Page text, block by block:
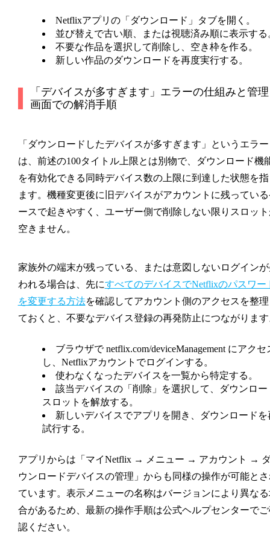
Netflixアプリの「ダウンロード」タブを開く。
並び替えで古い順、または視聴済み順に表示する
不要な作品を選択して削除し、空き枠を作る。
新しい作品のダウンロードを再度実行する。
「デバイスが多すぎます」エラーの仕組みと管理
画面での解消手順
「ダウンロードしたデバイスが多すぎます」というエラー
は、前述の100タイトル上限とは別物で、ダウンロード機
を有効化できる 同時デバイス数の上限に到達した状態を
ます。機種変更後に旧デバイスがアカウントに残ってい
ースで起きやすく、ユーザー側で削除しない限りスロッ
空きません。
家族外の端末が残っている、または意図しないログイン
われる場合は、先にすべてのデバイスでNetflixのパスワー
を変更する方法を確認してアカウント側のアクセスを整
ておくと、不要なデバイス登録の再発防止につながりま
ブラウザでnetflix.com/deviceManagementにアクセ
し、Netflixアカウントでログインする。
使わなくなったデバイスを一覧から特定する。
該当デバイスの「削除」を選択して、ダウンロー
スロットを解放する。
新しいデバイスでアプリを開き、ダウンロードを
試行する。
アプリからは「マイNetflix → メニュー → アカウント →
ウンロードデバイスの管理」からも同様の操作が可能と
ています。表示メニューの名称はバージョンにより異な
合があるため、最新の操作手順は公式ヘルプセンターで
認ください。